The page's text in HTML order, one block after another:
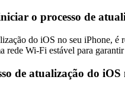
o processo de
do iOS no seu iPhone,
rede Wi-Fi estável para
de atualização do